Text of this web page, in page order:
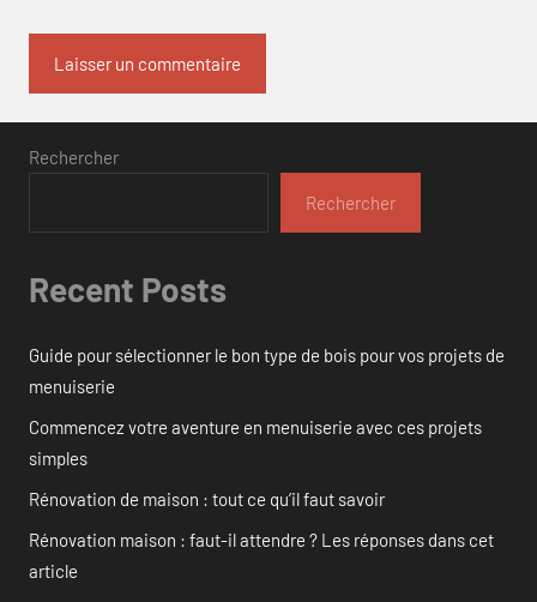
Rechercher
Rechercher
Recent Posts
Guide pour sélectionner le bon type de bois pour vos projets de
menuiserie
Commencez votre aventure en menuiserie avec ces projets
simples
Rénovation de maison : tout ce qu’il faut savoir
Rénovation maison : faut-il attendre ? Les réponses dans cet
article